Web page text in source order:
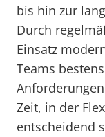
bis hin zur
Durch
Einsatz
Teams
Zeit, in der
entscheidend